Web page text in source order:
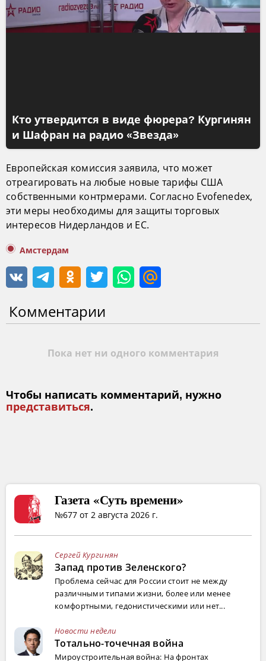
Кто утвердится в виде фюрера? Кургинян
и Шафран на радио «Звезда»
Европейская комиссия заявила, что может
отреагировать на любые новые тарифы США
собственными контрмерами. Согласно Evofenedex,
эти меры необходимы для защиты торговых
интересов Нидерландов и ЕС.
Амстердам
Комментарии
Пока нет ни одного комментария
Чтобы написать комментарий, нужно
представиться.
Газета «Суть времени»
№677 от 2 августа 2026 г.
Сергей Кургинян
Запад против Зеленского?
Проблема сейчас для России стоит не между
различными типами жизни, более или менее
комфортными, гедонистическими или нет...
Новости недели
Тотально-точечная война
Мироустроительная война: На фронтах